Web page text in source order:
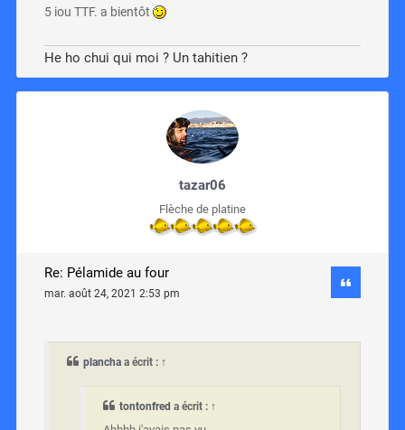
5 iou TTF. a bientôt
He ho chui qui moi ? Un tahitien ?
tazar06
Flèche de platine
Re: Pélamide au four
mar. août 24, 2021 2:53 pm
plancha a écrit : ↑
tontonfred a écrit : ↑